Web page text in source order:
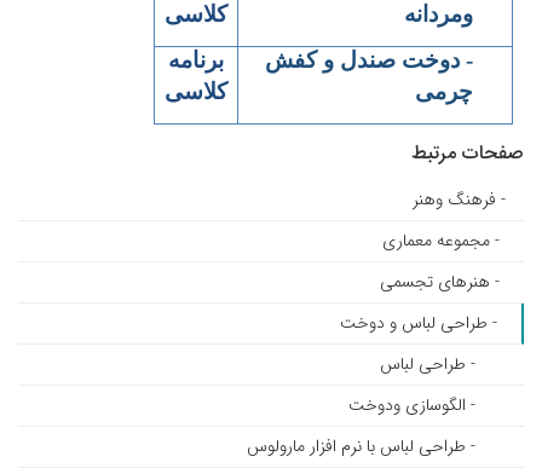
ومردانه
کلاسی
- دوخت صندل و کفش
چرمی
برنامه
کلاسی
صفحات مرتبط
- فرهنگ وهنر
- مجموعه معماری
- هنرهای تجسمی
- طراحی لباس و دوخت
- طراحی لباس
- الگوسازی ودوخت
- طراحی لباس با نرم افزار مارولوس